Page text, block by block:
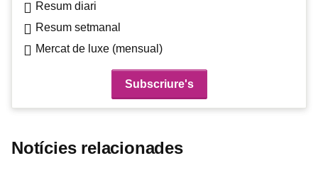
Resum diari
Resum setmanal
Mercat de luxe (mensual)
Notícies relacionades